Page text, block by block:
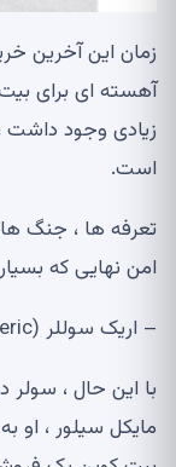
آهسته ای برای بیت
زیادی وجود داشت
است.
تعرفه ها ، جنگ
امن نهایی که
– اریک سوللر (semineric)
با این حال ، سولر
مایکل سیلور ، او